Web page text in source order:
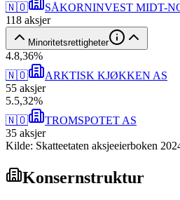
🇳🇴
SÅKORNINVEST MIDT-
118 aksjer
Minoritetsrettigheter
4.8,36%
🇳🇴
ARKTISK KJØKKEN AS
55 aksjer
5.5,32%
🇳🇴
TROMSPOTET AS
35 aksjer
Kilde: Skatteetaten aksjeeierboken
Konsernstruktur